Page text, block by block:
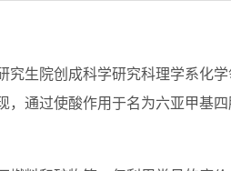
究生院创成科学研究科理学系化
，通过使酸作用于名为六亚甲基